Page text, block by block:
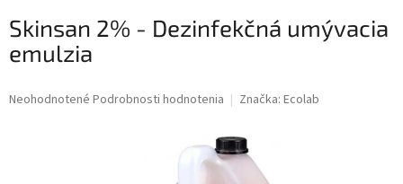
Skinsan 2% - Dezinfekčná umývacia
emulzia
Priemerné
Neohodnotené Podrobnosti hodnotenia Značka: Ecolab